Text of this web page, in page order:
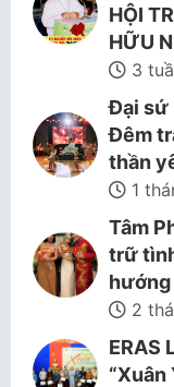
HỘI
HỮU
3
Đại sứ
Đêm
thần
1
Tâm
trữ
hướng
2
ERAS
“Xuân